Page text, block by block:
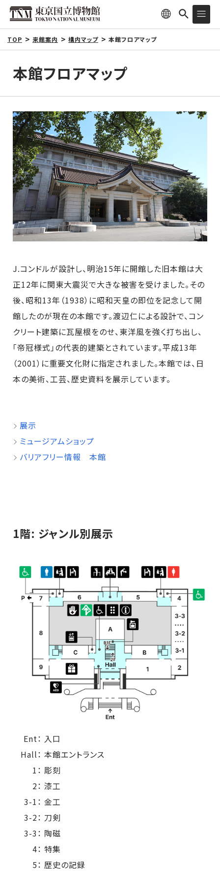
TOP 来館案内 構内マップ 本館フロアマップ
本館フロアマップ
J.コンドルが設計し、明治15年に開館した旧本館は大
正12年に関東大震災で大きな被害を受けました。その
後、昭和13年（1938）に昭和天皇の即位を記念して開
館したのが現在の本館です。渡辺仁による設計で、コン
クリート建築に瓦屋根をのせ、東洋風を強く打ち出し、
「帝冠様式」の代表的建築とされています。平成13年
（2001）に重要文化財に指定されました。本館では、日
本の美術、工芸、歴史資料を展示しています。
展示
ミュージアムショップ
バリアフリー情報 本館
1階: ジャンル別展示
Ent： 入口
Hall： 本館エントランス
1： 彫刻
2： 漆工
3-1： 金工
3-2： 刀剣
3-3： 陶磁
4： 特集
5： 歴史の記録